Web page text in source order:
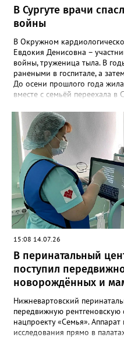
В Сургуте врачи
войны
В Окружном
Евдокия Денисовна –
войны, труженица тыла. В
ранеными в госпитале, а
До осени прошлого года
вместе с семьёй переехала в
Врачи быстро
терапию и подобрали новую
Евдокию Денисовну
Гузель Чернышева
только от лекарств, но и от
выполняет все назначения,
окружившая маму заботой.
Денисовна сохраняет
всегда зеркальце, расчёска
четверых детей, сегодня у
праправнук.
15:08 14.07.26
В перинатальный
поступил
новорождённых и
Нижневартовский
передвижную рентгеновскую
нацпроекту «Семья».
исследования прямо в